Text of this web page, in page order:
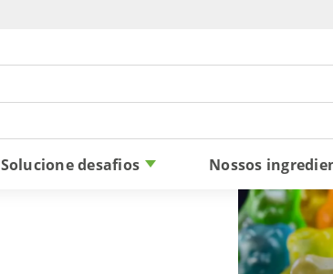
Solucione desafios Nossos